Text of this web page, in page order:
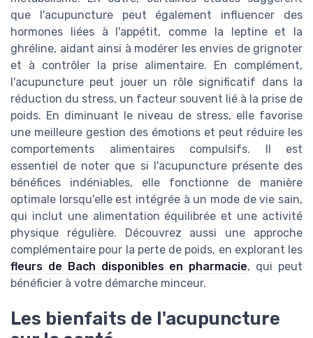
que l'acupuncture peut également influencer des
hormones liées à l'appétit, comme la leptine et la
ghréline, aidant ainsi à modérer les envies de grignoter
et à contrôler la prise alimentaire. En complément,
l'acupuncture peut jouer un rôle significatif dans la
réduction du stress, un facteur souvent lié à la prise de
poids. En diminuant le niveau de stress, elle favorise
une meilleure gestion des émotions et peut réduire les
comportements alimentaires compulsifs. Il est
essentiel de noter que si l'acupuncture présente des
bénéfices indéniables, elle fonctionne de manière
optimale lorsqu'elle est intégrée à un mode de vie sain,
qui inclut une alimentation équilibrée et une activité
physique régulière. Découvrez aussi une approche
complémentaire pour la perte de poids, en explorant les
fleurs de Bach disponibles en pharmacie, qui peut
bénéficier à votre démarche minceur.
Les bienfaits de l'acupuncture